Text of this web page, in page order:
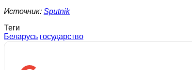
Источник: Sputnik
Теги
Беларусь государство